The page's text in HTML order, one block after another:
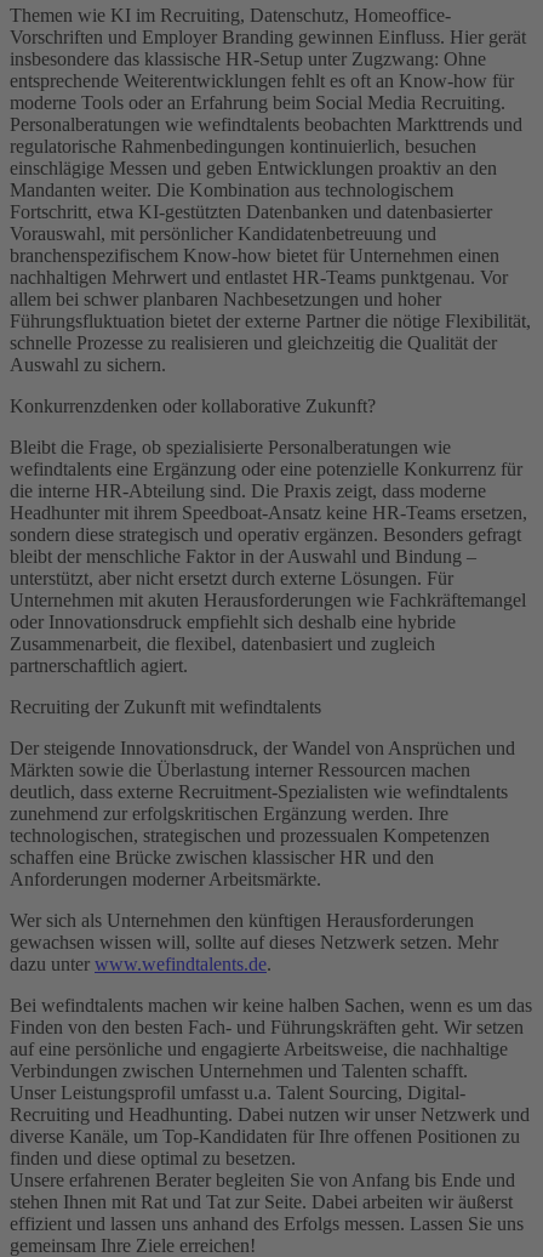
Themen wie KI im Recruiting, Datenschutz, Homeoffice-
Vorschriften und Employer Branding gewinnen Einfluss. Hier gerät
insbesondere das klassische HR-Setup unter Zugzwang: Ohne
entsprechende Weiterentwicklungen fehlt es oft an Know-how für
moderne Tools oder an Erfahrung beim Social Media Recruiting.
Personalberatungen wie wefindtalents beobachten Markttrends und
regulatorische Rahmenbedingungen kontinuierlich, besuchen
einschlägige Messen und geben Entwicklungen proaktiv an den
Mandanten weiter. Die Kombination aus technologischem
Fortschritt, etwa KI-gestützten Datenbanken und datenbasierter
Vorauswahl, mit persönlicher Kandidatenbetreuung und
branchenspezifischem Know-how bietet für Unternehmen einen
nachhaltigen Mehrwert und entlastet HR-Teams punktgenau. Vor
allem bei schwer planbaren Nachbesetzungen und hoher
Führungsfluktuation bietet der externe Partner die nötige Flexibilität,
schnelle Prozesse zu realisieren und gleichzeitig die Qualität der
Auswahl zu sichern.
Konkurrenzdenken oder kollaborative Zukunft?
Bleibt die Frage, ob spezialisierte Personalberatungen wie
wefindtalents eine Ergänzung oder eine potenzielle Konkurrenz für
die interne HR-Abteilung sind. Die Praxis zeigt, dass moderne
Headhunter mit ihrem Speedboat-Ansatz keine HR-Teams ersetzen,
sondern diese strategisch und operativ ergänzen. Besonders gefragt
bleibt der menschliche Faktor in der Auswahl und Bindung –
unterstützt, aber nicht ersetzt durch externe Lösungen. Für
Unternehmen mit akuten Herausforderungen wie Fachkräftemangel
oder Innovationsdruck empfiehlt sich deshalb eine hybride
Zusammenarbeit, die flexibel, datenbasiert und zugleich
partnerschaftlich agiert.
Recruiting der Zukunft mit wefindtalents
Der steigende Innovationsdruck, der Wandel von Ansprüchen und
Märkten sowie die Überlastung interner Ressourcen machen
deutlich, dass externe Recruitment-Spezialisten wie wefindtalents
zunehmend zur erfolgskritischen Ergänzung werden. Ihre
technologischen, strategischen und prozessualen Kompetenzen
schaffen eine Brücke zwischen klassischer HR und den
Anforderungen moderner Arbeitsmärkte.
Wer sich als Unternehmen den künftigen Herausforderungen
gewachsen wissen will, sollte auf dieses Netzwerk setzen. Mehr
dazu unter www.wefindtalents.de.
Bei wefindtalents machen wir keine halben Sachen, wenn es um das
Finden von den besten Fach- und Führungskräften geht. Wir setzen
auf eine persönliche und engagierte Arbeitsweise, die nachhaltige
Verbindungen zwischen Unternehmen und Talenten schafft.
Unser Leistungsprofil umfasst u.a. Talent Sourcing, Digital-
Recruiting und Headhunting. Dabei nutzen wir unser Netzwerk und
diverse Kanäle, um Top-Kandidaten für Ihre offenen Positionen zu
finden und diese optimal zu besetzen.
Unsere erfahrenen Berater begleiten Sie von Anfang bis Ende und
stehen Ihnen mit Rat und Tat zur Seite. Dabei arbeiten wir äußerst
effizient und lassen uns anhand des Erfolgs messen. Lassen Sie uns
gemeinsam Ihre Ziele erreichen!